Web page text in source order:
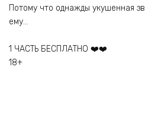
Потому что однажды укушенная
ему…
1 ЧАСТЬ БЕСПЛАТНО ❤️❤️
18+